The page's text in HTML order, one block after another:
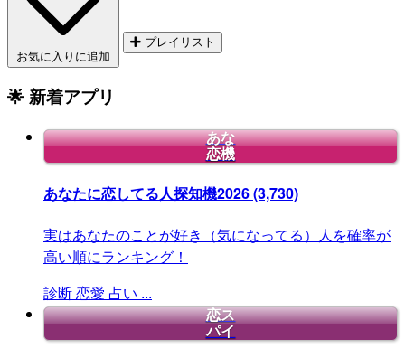
お気に入りに追加
プレイリスト
🌟 新着アプリ
あな
恋機
あなたに恋してる人探知機2026(3,730)
実はあなたのことが好き（気になってる）人を確率が
高い順にランキング！
診断恋愛 占い ...
恋ス
パイ